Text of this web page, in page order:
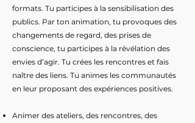
formats. Tu participes à la sensibilisation des
publics. Par ton animation, tu provoques des
changements de regard, des prises de
conscience, tu participes à la révélation des
envies d’agir. Tu crées les rencontres et fais
naître des liens. Tu animes les communautés
en leur proposant des expériences positives.
Animer des ateliers, des rencontres, des